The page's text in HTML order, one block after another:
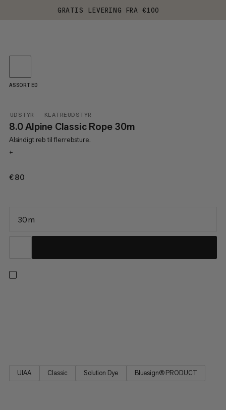
GRATIS LEVERING FRA €100
UDSTYR KLATREUDSTYR
8.0 Alpine Classic Rope 30m
Alsindigt reb til flerrebsture.
+
€80
ASSORTED
30 m
UIAA Classic Solution Dye Bluesign® PRODUCT